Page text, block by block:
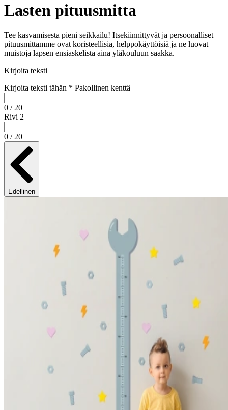
Lasten pituusmitta
Tee kasvamisesta pieni seikkailu! Itsekiinnittyvät ja persoonalliset
pituusmittamme ovat koristeellisia, helppokäyttöisiä ja ne luovat
muistoja lapsen ensiaskelista aina yläkouluun saakka.
Kirjoita teksti
Kirjoita teksti tähän * Pakollinen kenttä
0 / 20
Rivi 2
0 / 20
Edellinen